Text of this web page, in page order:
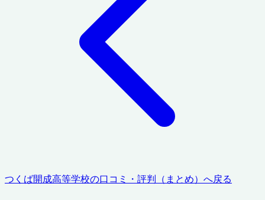
つくば開成高等学校の口コミ・評判（まとめ）へ戻る